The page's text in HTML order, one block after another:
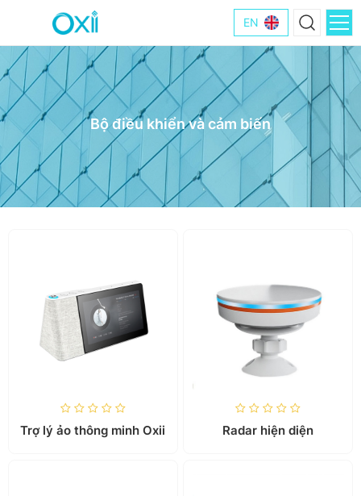
EN
Bộ điều khiển và cảm biến
Trợ lý ảo thông minh Oxii Radar hiện diện